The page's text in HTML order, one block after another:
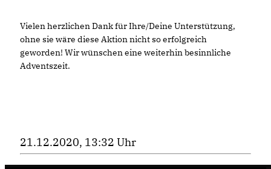
Vielen herzlichen Dank für Ihre/Deine Unterstützung,
ohne sie wäre diese Aktion nicht so erfolgreich
geworden! Wir wünschen eine weiterhin besinnliche
Adventszeit.
21.12.2020, 13:32 Uhr